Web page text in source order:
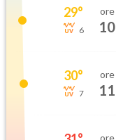
29°
6
ore
10
30°
7
ore
11
ore